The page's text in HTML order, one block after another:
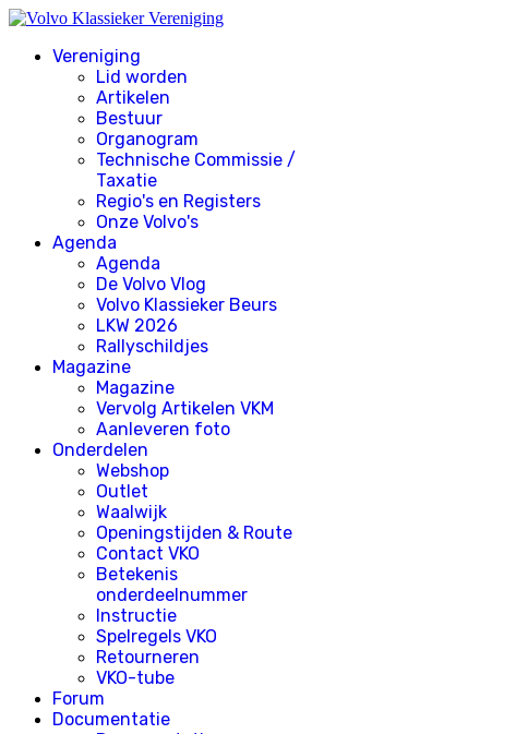
Vereniging
Lid worden
Artikelen
Bestuur
Organogram
Technische Commissie /
Taxatie
Regio's en Registers
Onze Volvo's
Agenda
Agenda
De Volvo Vlog
Volvo Klassieker Beurs
LKW 2026
Rallyschildjes
Magazine
Magazine
Vervolg Artikelen VKM
Aanleveren foto
Onderdelen
Webshop
Outlet
Waalwijk
Openingstijden & Route
Contact VKO
Betekenis
onderdeelnummer
Instructie
Spelregels VKO
Retourneren
VKO-tube
Forum
Documentatie